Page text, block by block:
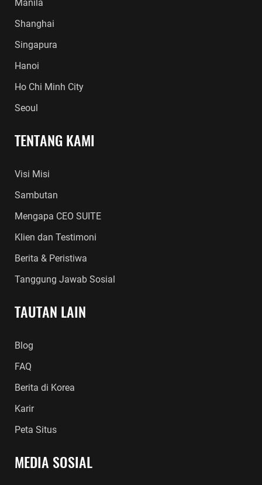
Manila
Shanghai
Singapura
Hanoi
Ho Chi Minh City
Seoul
TENTANG KAMI
Visi Misi
Sambutan
Mengapa CEO SUITE
Klien dan Testimoni
Berita & Peristiwa
Tanggung Jawab Sosial
TAUTAN LAIN
Blog
FAQ
Berita di Korea
Karir
Peta Situs
MEDIA SOSIAL